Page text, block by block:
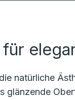
natürliche
glänzende